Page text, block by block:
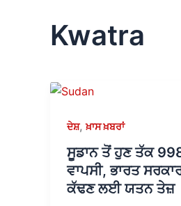
Kwatra
ਦੇਸ਼,ਖ਼ਾਸ ਖ਼ਬਰਾਂ
ਸੂਡਾਨ ਤੋਂ ਹੁਣ ਤੱਕ
ਵਾਪਸੀ, ਭਾਰਤ
ਕੱਢਣ ਲਈ ਯਤਨ ਤੇਜ਼